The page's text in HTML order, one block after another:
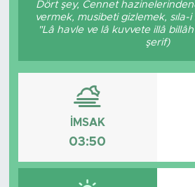
Dört şey, Cennet
vermek, musibeti gizlemek,
"Lâ havle ve lâ kuvvete illâ
şerif)
İMSAK
03:50
BİLİM-TEKNOLOJİ
RÖPÖRTAJ
ANALİZ
KULİS